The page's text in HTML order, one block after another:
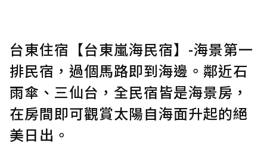
台東住宿【台東嵐海民宿】-海景第一
排民宿，過個馬路即到海邊。鄰近石
雨傘、三仙台，全民宿皆是海景房，
在房間即可觀賞太陽自海面升起的絕
美日出。